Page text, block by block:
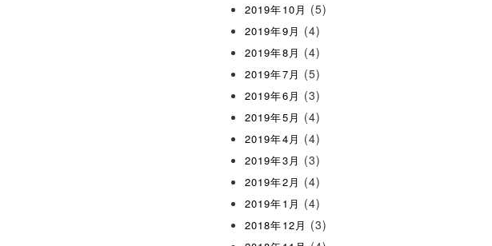
2019年10月 (5)
2019年9月 (4)
2019年8月 (4)
2019年7月 (5)
2019年6月 (3)
2019年5月 (4)
2019年4月 (4)
2019年3月 (3)
2019年2月 (4)
2019年1月 (4)
2018年12月 (3)